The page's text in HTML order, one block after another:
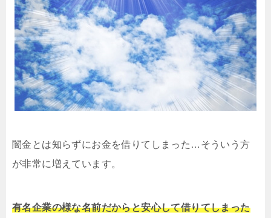
闇金とは知らずにお金を借りてしまった…そういう方
が非常に増えています。
有名企業の様な名前だからと安心して借りてしまった